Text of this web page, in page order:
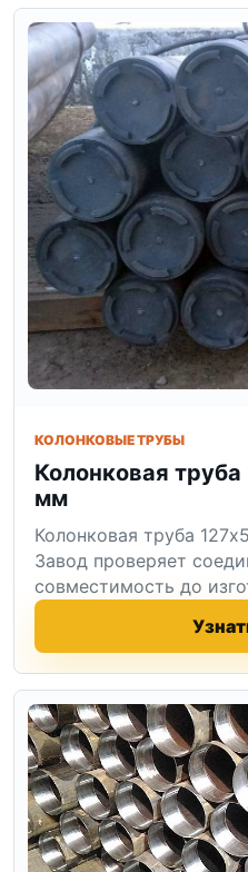
КОЛОНКОВЫЕ ТРУБЫ
Колонковая
мм
Колонковая труба
Завод проверяет
совместимость до